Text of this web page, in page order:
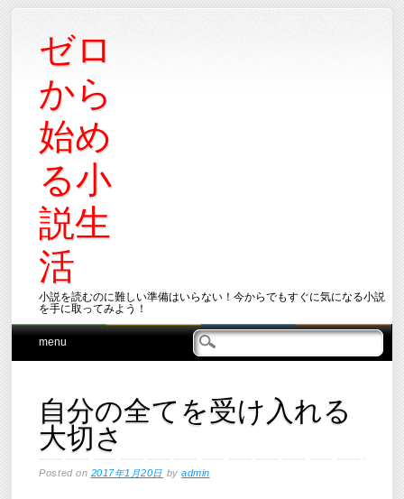
ゼロ
から
始め
る小
説生
活
小説を読むのに難しい準備はいらない！今からでもすぐに気になる小説
を手に取ってみよう！
Main menu
Skip
menu
自分の全てを受け入れる
大切さ
Posted on 2017年1月20日 byadmin